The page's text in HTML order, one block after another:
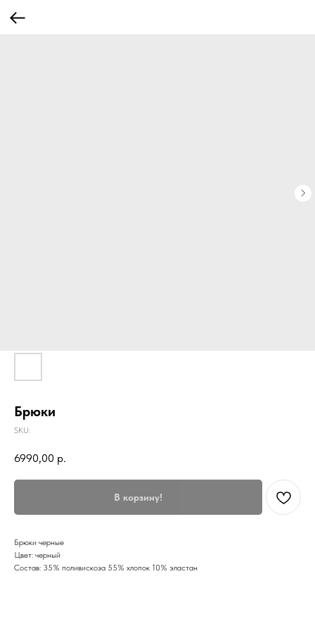
Брюки
SKU:
6990,00 р.
В корзину!
Брюки черные
Цвет: черный
Состав: 35% поливискоза 55% хлопок 10% эластан